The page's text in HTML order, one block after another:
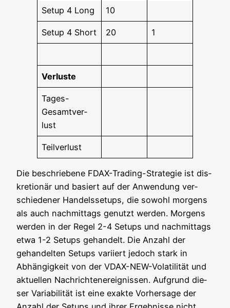
Set­up 4 Long 10
Set­up 4 Short 20 1
Ver­lus­te
Tages-
Gesamt­ver­
lust
Teil­ver­lust
Die beschrie­be­ne FDAX-Tra­ding-Stra­te­gie ist dis­
kre­tio­när und basiert auf der Anwen­dung ver­
schie­de­ner Han­dels­set­ups, die sowohl mor­gens
als auch nach­mit­tags genutzt wer­den. Mor­gens
wer­den in der Regel 2-4 Set­ups und nach­mit­tags
etwa 1-2 Set­ups gehan­delt. Die Anzahl der
gehan­del­ten Set­ups vari­iert jedoch stark in
Abhän­gig­keit von der VDAX-NEW-Vola­ti­li­tät und
aktu­el­len Nach­rich­ten­er­eig­nis­sen. Auf­grund die­
ser Varia­bi­li­tät ist eine exak­te Vor­her­sa­ge der